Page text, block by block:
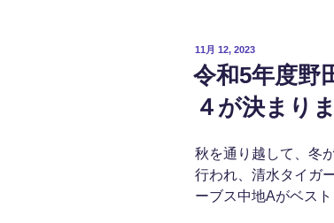
投
稿
日:
11月 12, 2023
令和5年度野
４が決まり
秋を通り越して、冬
行われ、清水タイガ
ーブス中地Aがベス